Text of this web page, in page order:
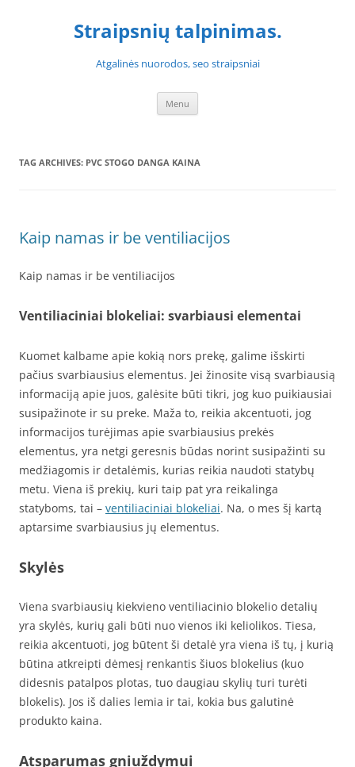
Straipsnių talpinimas.
Atgalinės nuorodos, seo straipsniai
Menu
TAG ARCHIVES: PVC STOGO DANGA KAINA
Kaip namas ir be ventiliacijos
Kaip namas ir be ventiliacijos
Ventiliaciniai blokeliai: svarbiausi elementai
Kuomet kalbame apie kokią nors prekę, galime išskirti
pačius svarbiausius elementus. Jei žinosite visą svarbiausią
informaciją apie juos, galėsite būti tikri, jog kuo puikiausiai
susipažinote ir su preke. Maža to, reikia akcentuoti, jog
informacijos turėjimas apie svarbiausius prekės
elementus, yra netgi geresnis būdas norint susipažinti su
medžiagomis ir detalėmis, kurias reikia naudoti statybų
metu. Viena iš prekių, kuri taip pat yra reikalinga
statyboms, tai – ventiliaciniai blokeliai. Na, o mes šį kartą
aptarsime svarbiausius jų elementus.
Skylės
Viena svarbiausių kiekvieno ventiliacinio blokelio detalių
yra skylės, kurių gali būti nuo vienos iki keliolikos. Tiesa,
reikia akcentuoti, jog būtent ši detalė yra viena iš tų, į kurią
būtina atkreipti dėmesį renkantis šiuos blokelius (kuo
didesnis patalpos plotas, tuo daugiau skylių turi turėti
blokelis). Jos iš dalies lemia ir tai, kokia bus galutinė
produkto kaina.
Atsparumas gniuždymui